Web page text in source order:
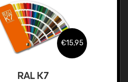
€15,95
RAL K7